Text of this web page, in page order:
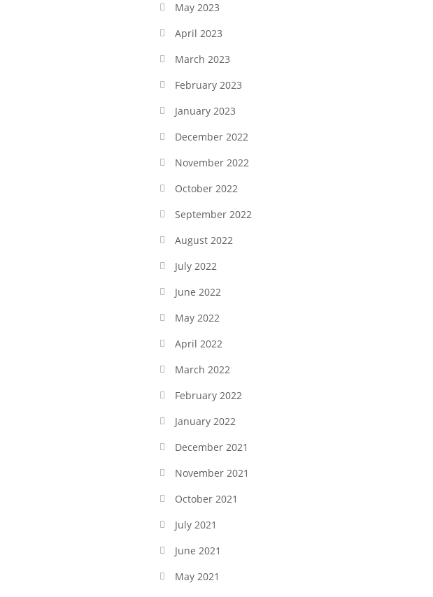
May 2023
April 2023
March 2023
February 2023
January 2023
December 2022
November 2022
October 2022
September 2022
August 2022
July 2022
June 2022
May 2022
April 2022
March 2022
February 2022
January 2022
December 2021
November 2021
October 2021
July 2021
June 2021
May 2021